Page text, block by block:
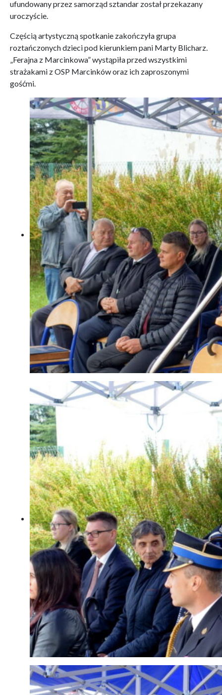
ufundowany przez samorząd sztandar został przekazany
uroczyście.
Częścią artystyczną spotkanie zakończyła grupa
roztańczonych dzieci pod kierunkiem pani Marty Blicharz.
„Ferajna z Marcinkowa” wystąpiła przed wszystkimi
strażakami z OSP Marcinków oraz ich zaproszonymi
gośćmi.